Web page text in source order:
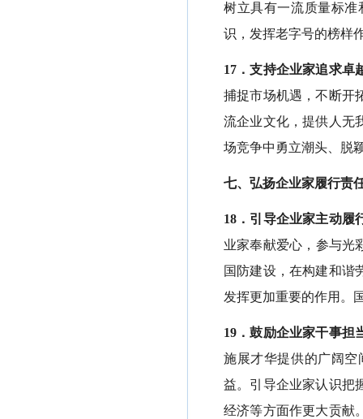
树立具有一流质量标
识，发挥老字号的榜样
17．支持企业家追求卓
捕捉市场机遇，不断开
流企业文化，提供人无
场竞争中勇立潮头、脱
七、弘扬企业家履行责
18．引导企业家主动履
业家奉献爱心，参与光
国防建设，在构建和谐
发挥更加重要的作用。
19．鼓励企业家干事担
施展才华提供的广阔
益。引导企业家认识把
经济等方面作更大贡献